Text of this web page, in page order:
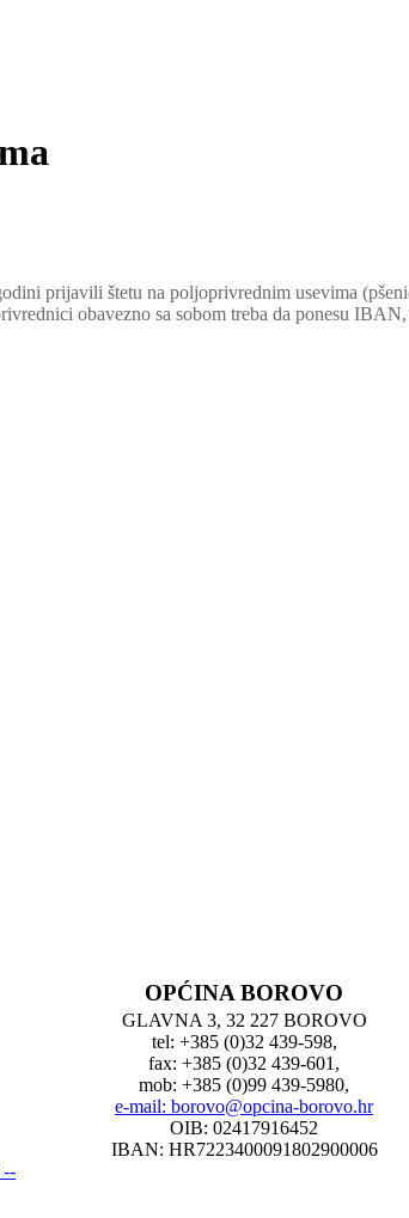
prijavili štetu na poljoprivrednim usevima
obavezno sa sobom treba da ponesu
OPĆINA BOROVO
GLAVNA 3, 32 227 BOROVO
tel: +385 (0)32 439-598,
fax: +385 (0)32 439-601,
mob: +385 (0)99 439-5980,
e-mail: borovo@opcina-borovo.hr
OIB: 02417916452
IBAN: HR7223400091802900006
--